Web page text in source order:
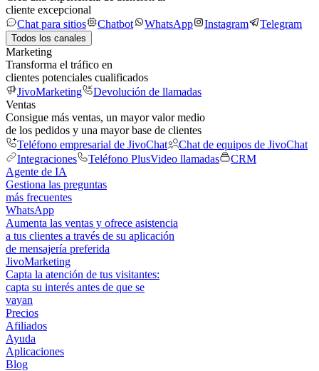
cliente excepcional
Chat para sitios
Chatbot WhatsApp Instagram Telegram
Todos los canales
Marketing
Transforma el tráfico en
clientes potenciales cualificados
JivoMarketing
Devolución de llamadas
Ventas
Consigue más ventas, un mayor valor medio
de los pedidos y una mayor base de clientes
Teléfono empresarial de JivoChat
Chat de equipos de JivoChat
Integraciones
Teléfono PlusVideo llamadas
CRM
Agente de IA
Gestiona las preguntas
más frecuentes
WhatsApp
Aumenta las ventas y ofrece asistencia
a tus clientes a través de su aplicación
de mensajería preferida
JivoMarketing
Capta la atención de tus visitantes:
capta su interés antes de que se
vayan
Precios
Afiliados
Ayuda
Aplicaciones
Blog